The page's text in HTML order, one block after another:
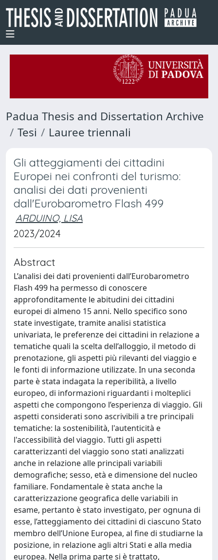
Padua Thesis and Dissertation Archive
Tesi
Lauree triennali
Gli atteggiamenti dei cittadini
Europei nei confronti del turismo:
analisi dei dati provenienti
dall'Eurobarometro Flash 499
ARDUINO, LISA
2023/2024
Abstract
L’analisi dei dati provenienti dall’Eurobarometro
Flash 499 ha permesso di conoscere
approfonditamente le abitudini dei cittadini
europei di almeno 15 anni. Nello specifico sono
state investigate, tramite analisi statistica
univariata, le preferenze dei cittadini in relazione a
tematiche quali la scelta dell’alloggio, il metodo di
prenotazione, gli aspetti più rilevanti del viaggio e
le fonti di informazione utilizzate. In una seconda
parte è stata indagata la reperibilità, a livello
europeo, di informazioni riguardanti i molteplici
aspetti che compongono l’esperienza di viaggio. Gli
aspetti considerati sono ascrivibili a tre principali
tematiche: la sostenibilità, l'autenticità e
l'accessibilità del viaggio. Tutti gli aspetti
caratterizzanti del viaggio sono stati analizzati
anche in relazione alle principali variabili
demografiche; sesso, età e dimensione del nucleo
familiare. Fondamentale è stata anche la
caratterizzazione geografica delle variabili in
esame, pertanto è stato investigato, per ognuna di
esse, l’atteggiamento dei cittadini di ciascuno Stato
membro dell’Unione Europea, al fine di studiarne la
posizione, in relazione agli altri Stati e alla media
europea. Nella prima parte si è trattato,